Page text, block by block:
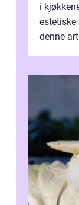
i
estetiske
denne